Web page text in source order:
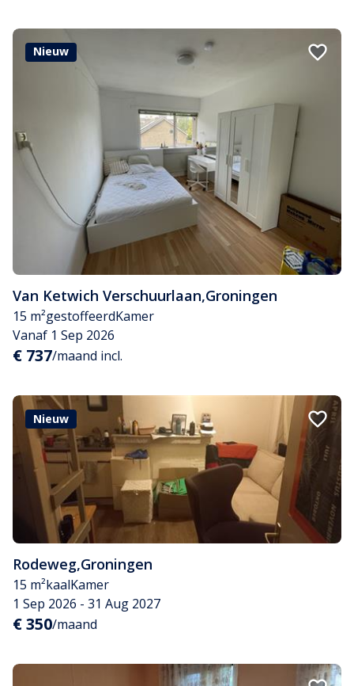
Nieuw
Van Ketwich Verschuurlaan,Groningen
15 m²gestoffeerdKamer
Vanaf 1 Sep 2026
€ 737/maand incl.
Nieuw
Rodeweg,Groningen
15 m²kaalKamer
1 Sep 2026 - 31 Aug 2027
€ 350/maand